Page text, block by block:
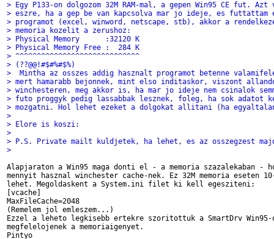
> Egy P133-on dolgozom 32M RAM-mal, a gepen Win95 CE fut. Azt
> eszre, ha a gep be van kapcsolva mar jo ideje, es futtattam
> programot (excel, winword, netscape, stb), akkor a
> memoria kozelit a zerushoz:
> Physical Memory      :32120 K
> Physical Memory Free :  284 K
> ^^^^^^^^^^^^^^^^^^^^^^^^^^^^^
> (??@@!#$#%#$%)
>  Mintha az osszes addig hasznalt programot betenne
> mert hamarabb bejonnek, mint elso inditaskor, viszont
> winchesteren, meg akkor is, ha mar jo ideje nem csinalok
> futo proggyk pedig lassabbak lesznek, foleg, ha sok adatot
> mozgatni. Hol lehet ezeket a dolgokat allitani (ha
>
> Elore is koszi:
>
> P.S. Private mailt kuldjetek, ha lehet, es az osszegzest
>
Alapjaraton a Win95 maga donti el - a memoria szazalekaban -
mennyit hasznal winchester cache-nek. Ez 32M memoria eseten
lehet. Megoldaskent a System.ini filet ki kell egesziteni:
[vcache]
MaxFileCache=2048
(Remelem jol emleszem...)
Ezzel a leheto legkisebb ertekre szoritottuk a SmartDrv
megfelelojenek a memoriaigenyet.